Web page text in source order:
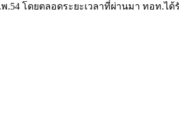
โดยตลอดระยะเวลาที่ผ่านมา ทอท.ไ